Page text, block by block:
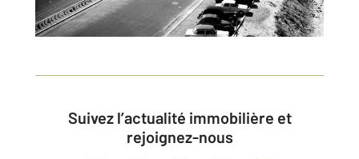
Suivez l’actualité immobilière et
rejoignez-nous